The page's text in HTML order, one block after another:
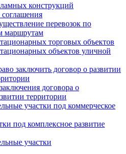
конструкций
перевозок по
маршрутам
торговых объектов
объектов уличной
заключить договор о развитии
договора о
территории
участки под коммерческое
под комплексное развитие
участки